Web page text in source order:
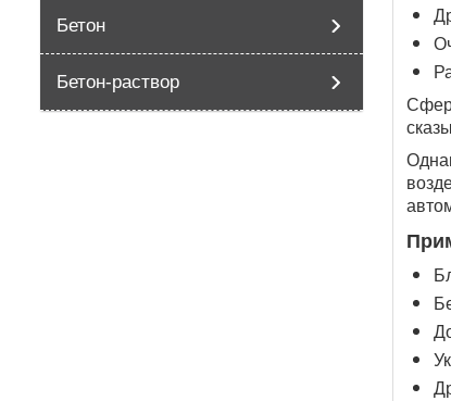
Бетон
Бетон-раствор